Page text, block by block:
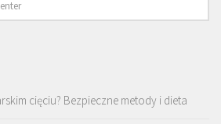
cięciu? Bezpieczne metody i dieta